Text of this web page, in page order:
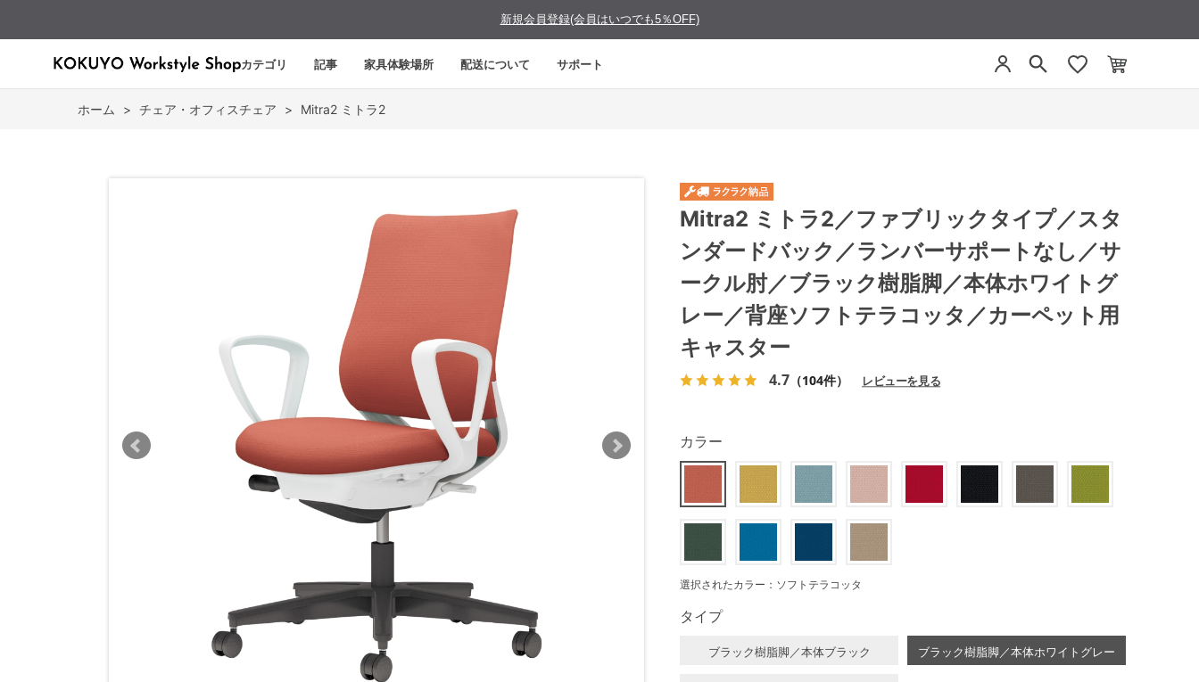
新規会員登録(会員はいつでも5％OFF)
カテゴリ 記事 家具体験場所 配送について サポート
ホーム > チェア・オフィスチェア > Mitra2 ミトラ2
Mitra2 ミトラ2／ファブリックタイプ／スタ
ンダードバック／ランバーサポートなし／サ
ークル肘／ブラック樹脂脚／本体ホワイトグ
レー／背座ソフトテラコッタ／カーペット用
キャスター
4.7 （104件） レビューを見る
カラー
選択されたカラー：ソフトテラコッタ
タイプ
ブラック樹脂脚／本体ブラック ブラック樹脂脚／本体ホワイトグレー